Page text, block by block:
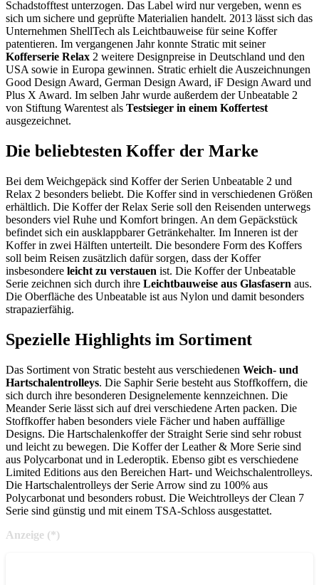
Schadstofftest unterzogen. Das Label wird nur vergeben, wenn es
sich um sichere und geprüfte Materialien handelt. 2013 lässt sich das
Unternehmen ShellTech als Leichtbauweise für seine Koffer
patentieren. Im vergangenen Jahr konnte Stratic mit seiner
Kofferserie Relax 2 weitere Designpreise in Deutschland und den
USA sowie in Europa gewinnen. Stratic erhielt die Auszeichnungen
Good Design Award, German Design Award, iF Design Award und
Plus X Award. Im selben Jahr wurde außerdem der Unbeatable 2
von Stiftung Warentest als Testsieger in einem Koffertest
ausgezeichnet.
Die beliebtesten Koffer der Marke
Bei dem Weichgepäck sind Koffer der Serien Unbeatable 2 und
Relax 2 besonders beliebt. Die Koffer sind in verschiedenen Größen
erhältlich. Die Koffer der Relax Serie soll den Reisenden unterwegs
besonders viel Ruhe und Komfort bringen. An dem Gepäckstück
befindet sich ein ausklappbarer Getränkehalter. Im Inneren ist der
Koffer in zwei Hälften unterteilt. Die besondere Form des Koffers
soll beim Reisen zusätzlich dafür sorgen, dass der Koffer
insbesondere leicht zu verstauen ist. Die Koffer der Unbeatable
Serie zeichnen sich durch ihre Leichtbauweise aus Glasfasern aus.
Die Oberfläche des Unbeatable ist aus Nylon und damit besonders
strapazierfähig.
Spezielle Highlights im Sortiment
Das Sortiment von Stratic besteht aus verschiedenen Weich- und
Hartschalentrolleys. Die Saphir Serie besteht aus Stoffkoffern, die
sich durch ihre besonderen Designelemente kennzeichnen. Die
Meander Serie lässt sich auf drei verschiedene Arten packen. Die
Stoffkoffer haben besonders viele Fächer und haben auffällige
Designs. Die Hartschalenkoffer der Straight Serie sind sehr robust
und leicht zu bewegen. Die Koffer der Leather & More Serie sind
aus Polycarbonat und in Lederoptik. Ebenso gibt es verschiedene
Limited Editions aus den Bereichen Hart- und Weichschalentrolleys.
Die Hartschalentrolleys der Serie Arrow sind zu 100% aus
Polycarbonat und besonders robust. Die Weichtrolleys der Clean 7
Serie sind günstig und mit einem TSA-Schloss ausgestattet.
Anzeige (*)